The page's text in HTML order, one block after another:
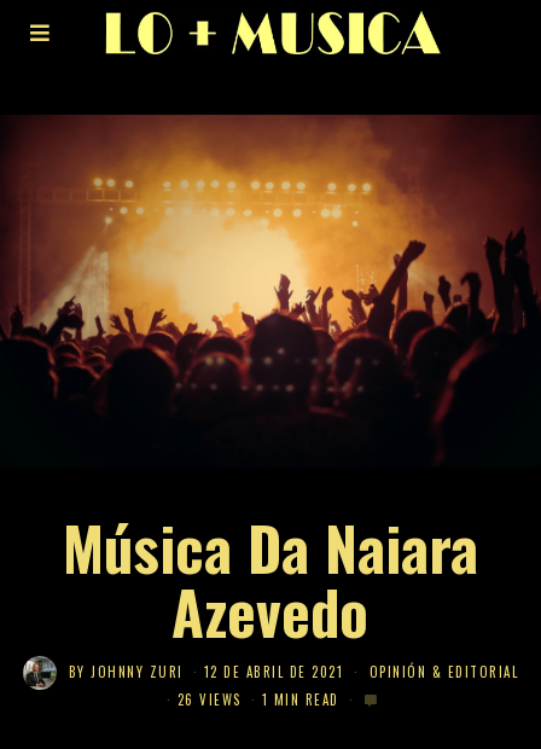
Música Da Naiara
Azevedo
BYJOHNNY ZURI 12 DE ABRIL DE 2021
OPINIÓN & EDITORIAL
26 VIEWS
1 MIN READ